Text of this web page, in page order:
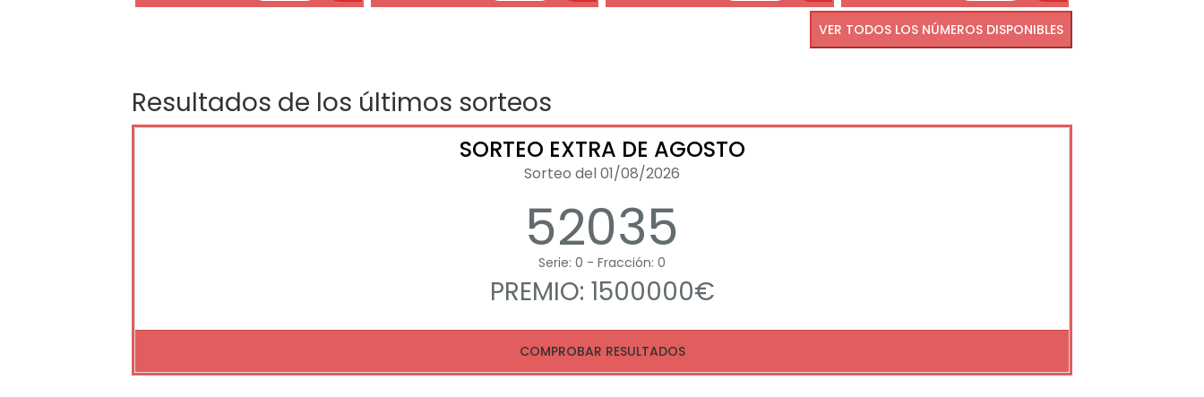
VER TODOS LOS NÚMEROS DISPONIBLES
Resultados de los últimos sorteos
SORTEO EXTRA DE AGOSTO
Sorteo del 01/08/2026
52035
Serie: 0 - Fracción: 0
PREMIO: 1500000€
COMPROBAR RESULTADOS